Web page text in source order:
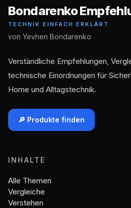
Bondarenko
TECHNIK EINFACH ERKLÄRT
von Yevhen Bondarenko
Verständliche Empfehlungen,
technische Einordnungen für
Home und Alltagstechnik.
🔎 Produkte finden
INHALTE
Alle Themen
Vergleiche
Verstehen